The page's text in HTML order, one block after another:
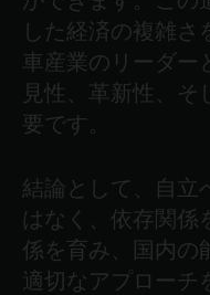
した経済の複雑
車産業のリーダー
見性、革新性、
要です。
結論として、自立
はなく、依存関係
係を育み、国内の
適切なアプローチ